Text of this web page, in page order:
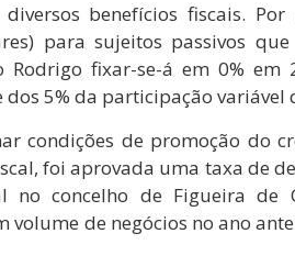
benefícios fiscais.
para sujeitos passivos
Rodrigo fixar-se-á em 0% em
5% da participação variável
condições de promoção do
foi aprovada uma taxa de
no concelho de Figueira de
de negócios no ano